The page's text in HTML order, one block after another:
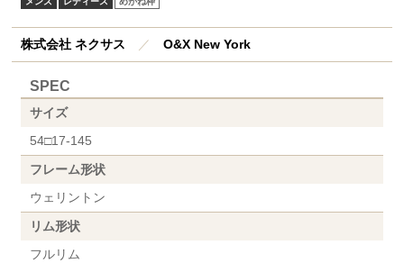
株式会社 ネクサス ／O&X New York
SPEC
サイズ
54□17-145
フレーム形状
ウェリントン
リム形状
フルリム